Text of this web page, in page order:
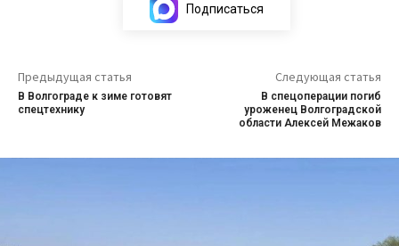
Подписаться
Предыдущая статья
В Волгограде к зиме готовят
спецтехнику
Следующая статья
В спецоперации погиб
уроженец Волгоградской
области Алексей Межаков